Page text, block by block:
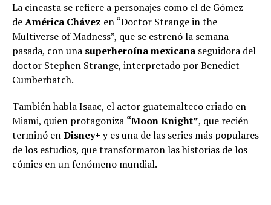
La cineasta se refiere a personajes como el de Gómez
deAmérica Chávez en “Doctor Strange in the
Multiverse of Madness”, que se estrenó la semana
pasada, con una superheroína mexicana seguidora del
doctor Stephen Strange, interpretado por Benedict
Cumberbatch.
También habla Isaac, el actor guatemalteco criado en
Miami, quien protagoniza “Moon Knight”, que recién
terminó enDisney+ y es una de las series más populares
de los estudios, que transformaron las historias de los
cómics en un fenómeno mundial.